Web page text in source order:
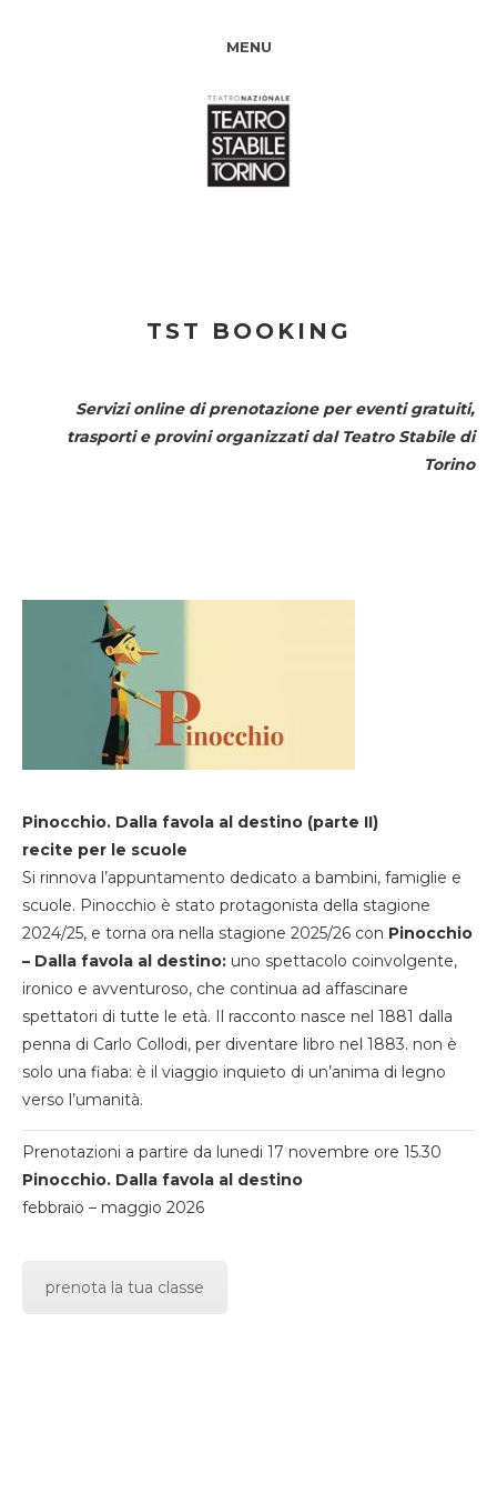
MENU
TST BOOKING
Servizi online di prenotazione per eventi gratuiti,
trasporti e provini organizzati dal Teatro Stabile di
Torino
Pinocchio. Dalla favola al destino (parte II)
recite per le scuole
Si rinnova l’appuntamento dedicato a bambini, famiglie e
scuole. Pinocchio è stato protagonista della stagione
2024/25, e torna ora nella stagione 2025/26 con Pinocchio
– Dalla favola al destino: uno spettacolo coinvolgente,
ironico e avventuroso, che continua ad affascinare
spettatori di tutte le età. Il racconto nasce nel 1881 dalla
penna di Carlo Collodi, per diventare libro nel 1883. non è
solo una fiaba: è il viaggio inquieto di un’anima di legno
verso l’umanità.
Prenotazioni a partire da lunedi 17 novembre ore 15.30
Pinocchio. Dalla favola al destino
febbraio – maggio 2026
prenota la tua classe